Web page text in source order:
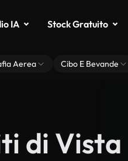
IA Stock Gratuito
Aerea Cibo E Bevande
di Vista